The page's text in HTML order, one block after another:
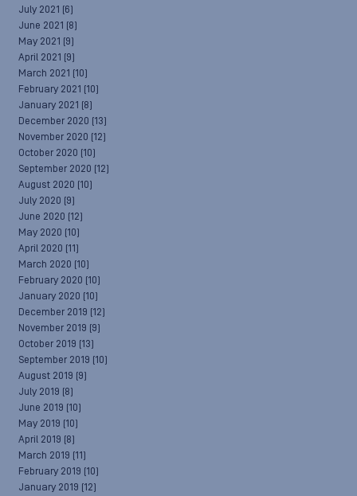
July 2021 (6)
June 2021 (8)
May 2021 (9)
April 2021 (9)
March 2021 (10)
February 2021 (10)
January 2021 (8)
December 2020 (13)
November 2020 (12)
October 2020 (10)
September 2020 (12)
August 2020 (10)
July 2020 (9)
June 2020 (12)
May 2020 (10)
April 2020 (11)
March 2020 (10)
February 2020 (10)
January 2020 (10)
December 2019 (12)
November 2019 (9)
October 2019 (13)
September 2019 (10)
August 2019 (9)
July 2019 (8)
June 2019 (10)
May 2019 (10)
April 2019 (8)
March 2019 (11)
February 2019 (10)
January 2019 (12)